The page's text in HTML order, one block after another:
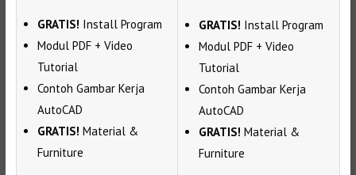
GRATIS! Install Program
Modul PDF + Video
Tutorial
Contoh Gambar Kerja
AutoCAD
GRATIS! Material &
Furniture
GRATIS! Install Program
Modul PDF + Video
Tutorial
Contoh Gambar Kerja
AutoCAD
GRATIS! Material &
Furniture